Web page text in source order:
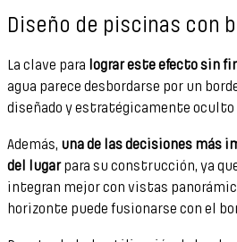
Diseño de piscinas con
La clave para lograr este efecto sin
agua parece desbordarse por un
diseñado y estratégicamente oculto
Además, una de las decisiones más
del lugarpara su construcción, ya
integran mejor con vistas
horizonte puede fusionarse con el